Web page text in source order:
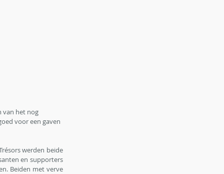
van het nog
voor een gaven
werden beide
en supporters
Beiden met verve